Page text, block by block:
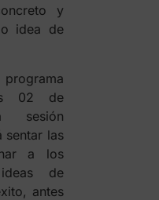
y
idea de
02 de
sesión
sentar las
a los
de
antes